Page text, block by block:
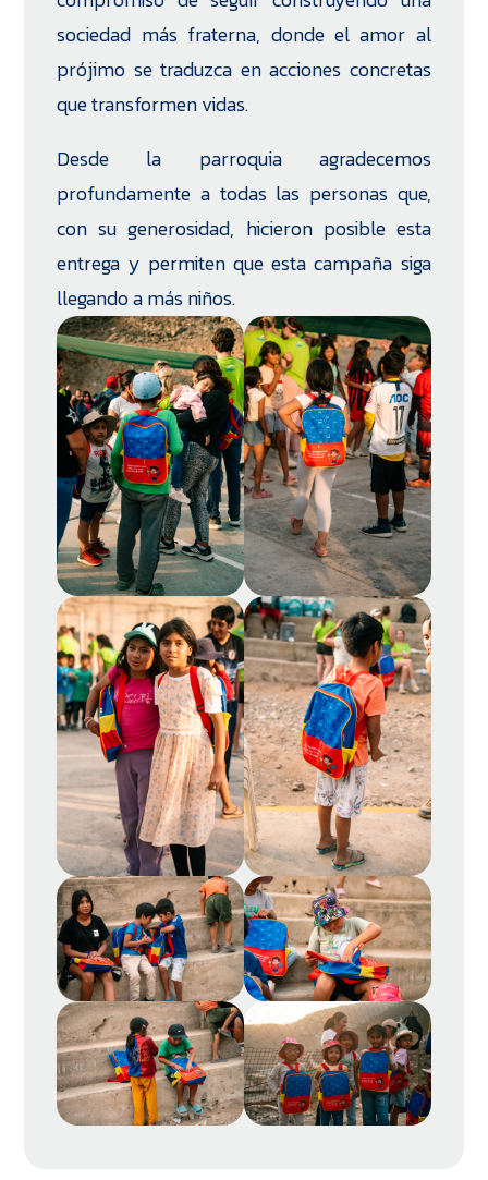
sociedad más fraterna, donde el amor al
prójimo se traduzca en acciones concretas
que transformen vidas.
Desde la parroquia agradecemos
profundamente a todas las personas que,
con su generosidad, hicieron posible esta
entrega y permiten que esta campaña siga
llegando a más niños.